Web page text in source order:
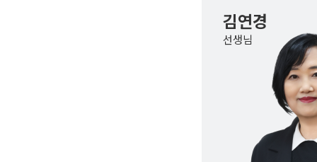
김연경
선생님